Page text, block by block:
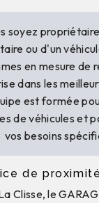
soyez
ou d'un
en mesure de
dans les
est formée
de véhicules et
vos besoins
de
Clisse, le